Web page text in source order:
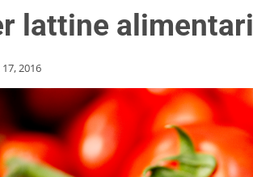
lattine alimentari
2016